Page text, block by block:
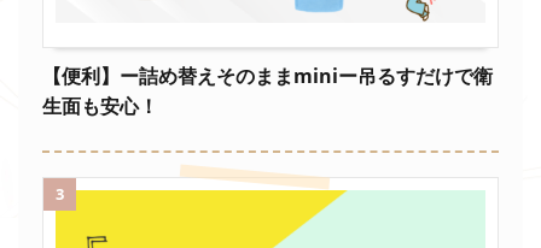
【便利】ー詰め替えそのままminiー吊るすだけで衛
生面も安心！
3